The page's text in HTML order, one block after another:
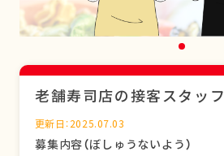
老舗寿司店の接客スタッフ
更新日：2025.07.03
募集内容（ぼしゅうないよう）